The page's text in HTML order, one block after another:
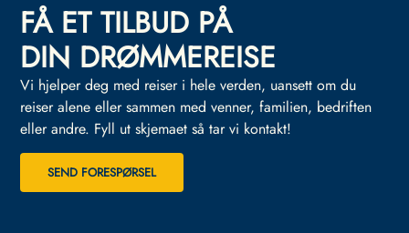
FÅ ET TILBUD PÅ
DIN DRØMMEREISE
Vi hjelper deg med reiser i hele verden, uansett om du
reiser alene eller sammen med venner, familien, bedriften
eller andre. Fyll ut skjemaet så tar vi kontakt!
SEND FORESPØRSEL